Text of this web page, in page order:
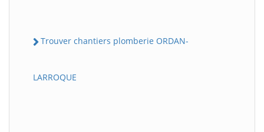
Trouver chantiers plomberie ORDAN-
LARROQUE